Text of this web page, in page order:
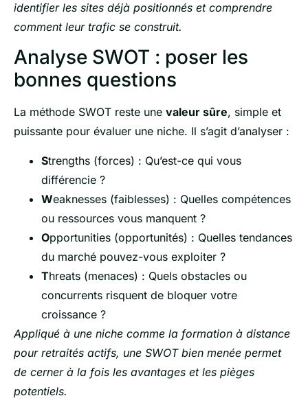
identifier les sites déjà positionnés et comprendre
comment leur trafic se construit.
Analyse SWOT : poser les
bonnes questions
La méthode SWOT reste une valeur sûre, simple et
puissante pour évaluer une niche. Il s’agit d’analyser :
Strengths (forces) : Qu’est-ce qui vous
différencie ?
Weaknesses (faiblesses) : Quelles compétences
ou ressources vous manquent ?
Opportunities (opportunités) : Quelles tendances
du marché pouvez-vous exploiter ?
Threats (menaces) : Quels obstacles ou
concurrents risquent de bloquer votre
croissance ?
Appliqué à une niche comme la formation à distance
pour retraités actifs, une SWOT bien menée permet
de cerner à la fois les avantages et les pièges
potentiels.